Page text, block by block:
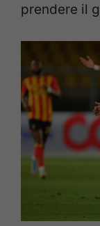
prendere il